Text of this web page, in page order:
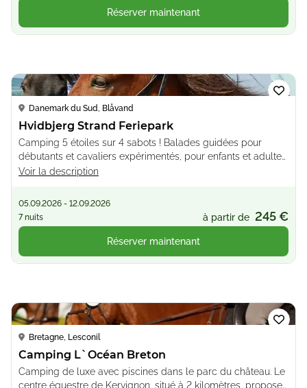
Réserver maintenant
Loading...
Danemark du Sud, Blåvand
Hvidbjerg Strand Feriepark
Camping 5 étoiles sur 4 sabots ! Balades guidées pour
débutants et cavaliers expérimentés, pour enfants et adultes.
Au pas, au trot ou au galop à travers la forêt et les dunes
Voir la description
05.09.2026 - 12.09.2026
7 nuits
à partir de 245 €
Réserver maintenant
Loading...
Bretagne, Lesconil
Camping L`Océan Breton
Camping de luxe avec piscines dans le parc du château. Le
centre équestre de Kervignon, situé à 2 kilomètres, propose